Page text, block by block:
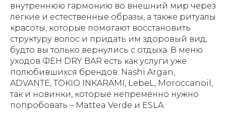
внутреннюю гармонию во внешний мир через
легкие и естественные образы, а также ритуалы
красоты, которые помогают восстановить
структуру волос и придать им здоровый вид,
будто вы только вернулись с отдыха. В меню
уходов ФЕН DRY BAR есть как услуги уже
полюбившихся брендов: Nashi Argan,
ADVANTE, TOKIO INKARAMI, LebeL, Moroccanoil,
так и новинки, которые непременно нужно
попробовать – Mattea Verde и ESLA.